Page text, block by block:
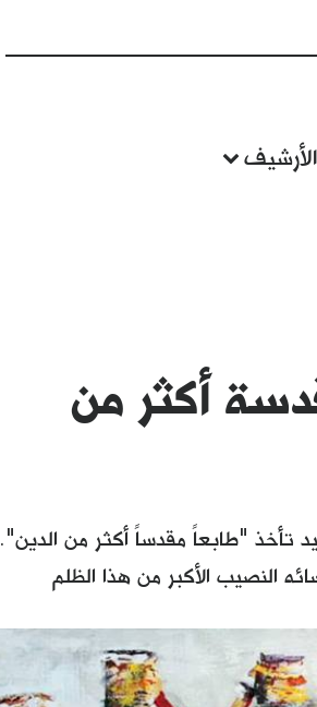
الأرشيف
أكثر من
تأخذ "طابعاً مقدساً أكثر من الدين".
النصيب الأكبر من هذا الظلم